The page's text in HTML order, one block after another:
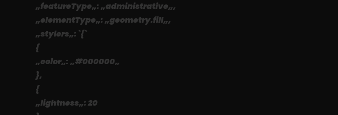
„featureType„: „administrative„,
„elementType„: „geometry.fill„,
„stylers„: `{`
{
„color„: „#000000„
},
{
„lightness„: 20